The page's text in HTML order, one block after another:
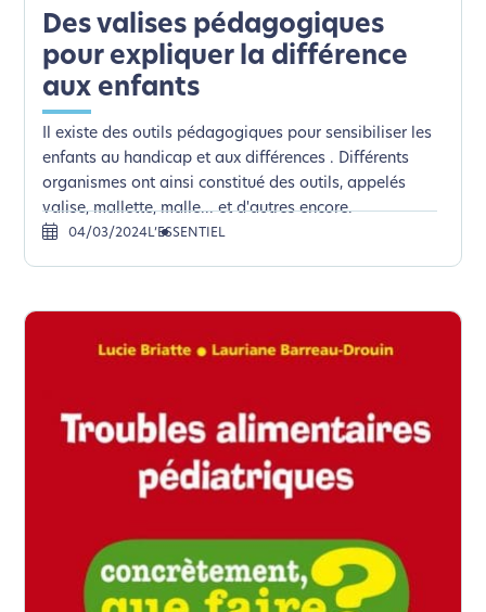
L’écoconception, ça vous
concerne aussi !
d’une démarche forte d’écoconception.
navigation, vous pouvez le parcourir dans son Mode
Eco. Celui-ci sollicitera très peu nos serveurs et vous
deviendrez ainsi un acteur majeur de
l’écoconception.
Activer le Mode Eco Annuler
Des valises pédagogiques
pour expliquer la différence
aux enfants
Il existe des outils pédagogiques pour sensibiliser les
enfants au handicap et aux différences . Différents
organismes ont ainsi constitué des outils, appelés
valise, mallette, malle... et d'autres encore.
04/03/2024L’ESSENTIEL